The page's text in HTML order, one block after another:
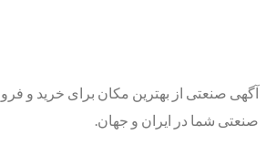
آگهی صنعتی از بهترین مکان برای خرید و
صنعتی شما در ایران و جهان.